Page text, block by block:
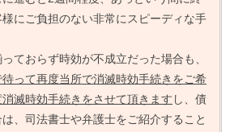
にご負担のない非常にスピーディな手
ておらず時効が不成立だった場合も、
って再度当所で消滅時効手続きをご希
消滅時効手続きをさせて頂きます し、債
、司法書士や弁護士をご紹介すること